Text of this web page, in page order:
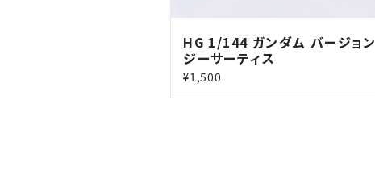
HG 1/144 ガンダム バージョン
ジーサーティス
¥1,500